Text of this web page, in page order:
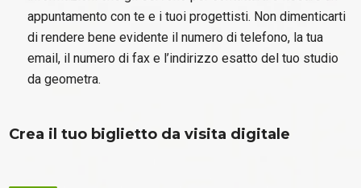
appuntamento con te e i tuoi progettisti. Non dimenticarti
di rendere bene evidente il numero di telefono, la tua
email, il numero di fax e l’indirizzo esatto del tuo studio
da geometra.
Crea il tuo biglietto da visita digitale